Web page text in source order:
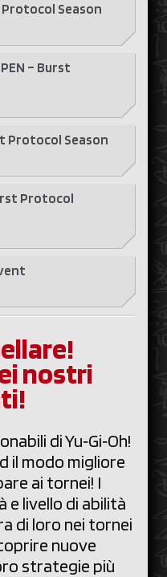
nostri
di Yu‑Gi‑Oh!
il modo migliore
ai tornei! I
livello di abilità
di loro nei tornei
nuove
strategie più
Protocol Season
– Burst
Protocol Season
Protocol